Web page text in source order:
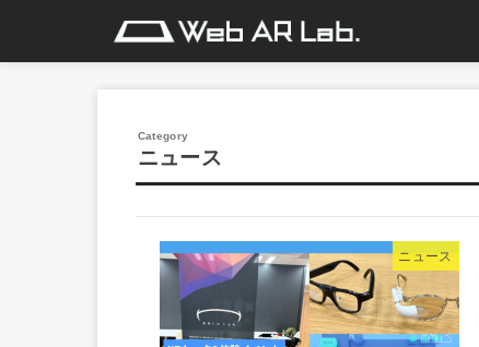
ニュース
ニュース